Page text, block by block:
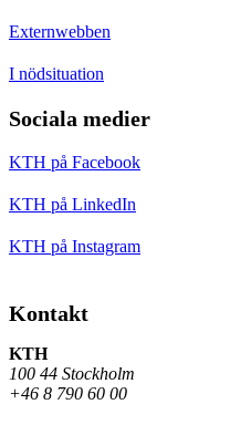
Externwebben
I nödsituation
Sociala medier
KTH på Facebook
KTH på LinkedIn
KTH på Instagram
Kontakt
KTH
100 44 Stockholm
+46 8 790 60 00